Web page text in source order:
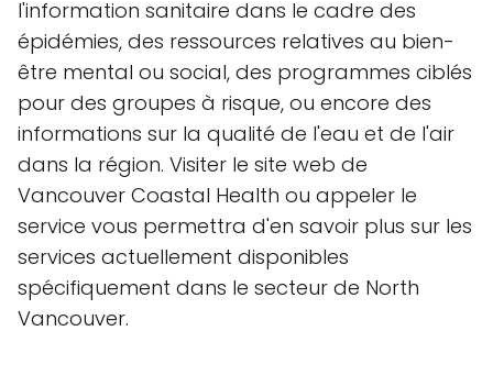
l'information sanitaire dans le cadre des
épidémies, des ressources relatives au bien-
être mental ou social, des programmes ciblés
pour des groupes à risque, ou encore des
informations sur la qualité de l'eau et de l'air
dans la région. Visiter le site web de
Vancouver Coastal Health ou appeler le
service vous permettra d'en savoir plus sur les
services actuellement disponibles
spécifiquement dans le secteur de North
Vancouver.